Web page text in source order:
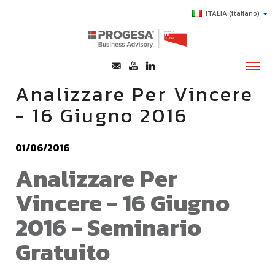
ITALIA(italiano)
CHI SIAMO
HIGHLIGHTS
E-LEARNING
AGEVOLAZIONI
SUCCESS STORY
Analizzare Per Vincere
- 16 Giugno 2016
01/06/2016
Analizzare Per
Vincere - 16 Giugno
2016 - Seminario
Gratuito